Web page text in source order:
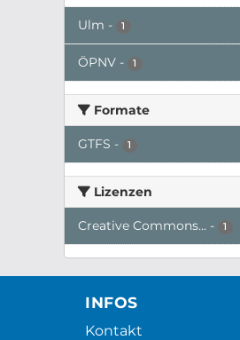
Ulm - 1
ÖPNV - 1
Formate
GTFS - 1
Lizenzen
Creative Commons... - 1
INFOS
Kontakt